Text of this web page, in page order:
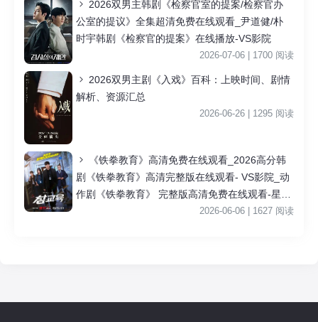
2026双男主韩剧《检察官室的提案/检察官办
公室的提议》全集超清免费在线观看_尹道健/朴
时宇韩剧《检察官的提案》在线播放-VS影院
2026-07-06 | 1700 阅读
2026双男主剧《入戏》百科：上映时间、剧情
解析、资源汇总
2026-06-26 | 1295 阅读
《铁拳教育》高清免费在线观看_2026高分韩
剧《铁拳教育》高清完整版在线观看- VS影院_动
作剧《铁拳教育》 完整版高清免费在线观看-星空
影院李星民主演《铁拳教育》无广告_VS影视
2026-06-06 | 1627 阅读